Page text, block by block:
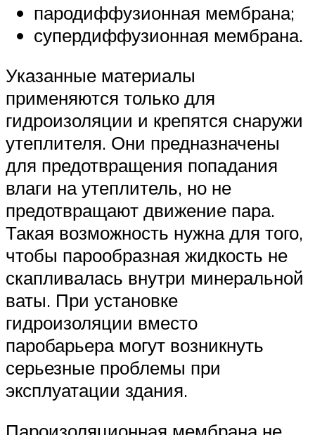
пародиффузионная мембрана;
супердиффузионная мембрана.
Указанные материалы
применяются только для
гидроизоляции и крепятся снаружи
утеплителя. Они предназначены
для предотвращения попадания
влаги на утеплитель, но не
предотвращают движение пара.
Такая возможность нужна для того,
чтобы парообразная жидкость не
скапливалась внутри минеральной
ваты. При установке
гидроизоляции вместо
паробарьера могут возникнуть
серьезные проблемы при
эксплуатации здания.